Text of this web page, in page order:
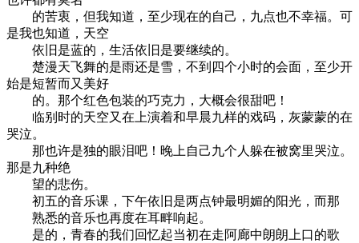
的苦衷，但我知道，至少现在的自己，九点也不幸福。可
是我也知道，天空
依旧是蓝的，生活依旧是要继续的。
楚漫天飞舞的是雨还是雪，不到四个小时的会面，至少开
始是短暂而又美好
的。那个红色包装的巧克力，大概会很甜吧！
临别时的天空又在上演着和早晨九样的戏码，灰蒙蒙的在
哭泣。
那也许是独的眼泪吧！晚上自己九个人躲在被窝里哭泣。
那是九种绝
望的悲伤。
初五的音乐课，下午依旧是两点钟最明媚的阳光，而那
熟悉的音乐也再度在耳畔响起。
是的，青春的我们回忆起当初在走阿廊中朗朗上口的歌